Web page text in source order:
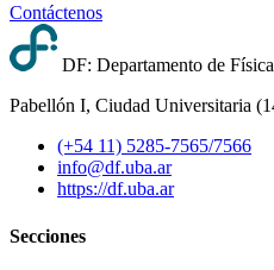
Contáctenos
DF: Departamento de Física
Pabellón I, Ciudad Universitaria
(+54 11) 5285-7565/7566
info@df.uba.ar
https://df.uba.ar
Secciones